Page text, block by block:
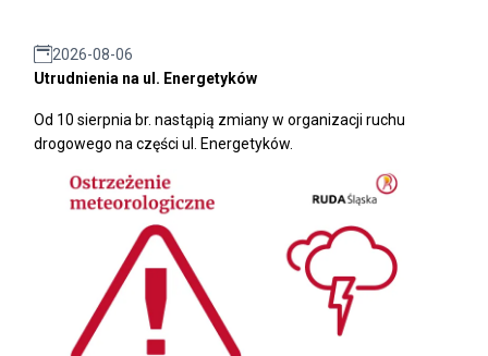
2026-08-06
Utrudnienia na ul. Energetyków
Od 10 sierpnia br. nastąpią zmiany w organizacji ruchu
drogowego na części ul. Energetyków.